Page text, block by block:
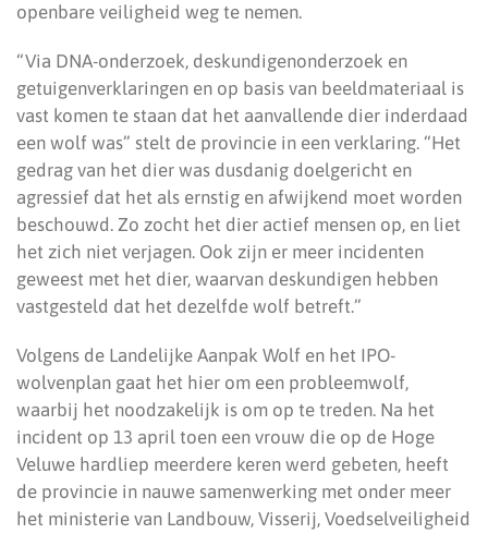
openbare veiligheid weg te nemen.
“Via DNA-onderzoek, deskundigenonderzoek en
getuigenverklaringen en op basis van beeldmateriaal is
vast komen te staan dat het aanvallende dier inderdaad
een wolf was” stelt de provincie in een verklaring. “Het
gedrag van het dier was dusdanig doelgericht en
agressief dat het als ernstig en afwijkend moet worden
beschouwd. Zo zocht het dier actief mensen op, en liet
het zich niet verjagen. Ook zijn er meer incidenten
geweest met het dier, waarvan deskundigen hebben
vastgesteld dat het dezelfde wolf betreft.”
Volgens de Landelijke Aanpak Wolf en het IPO-
wolvenplan gaat het hier om een probleemwolf,
waarbij het noodzakelijk is om op te treden. Na het
incident op 13 april toen een vrouw die op de Hoge
Veluwe hardliep meerdere keren werd gebeten, heeft
de provincie in nauwe samenwerking met onder meer
het ministerie van Landbouw, Visserij, Voedselveiligheid